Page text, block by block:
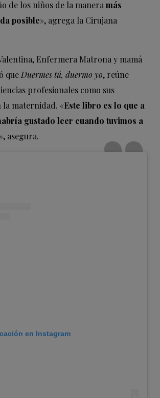
de los niños de la manera más
posible», agrega la Cirujana
Enfermera Matrona y mamá
que Duermes tú, duermo yo, reúne
profesionales como sus
la maternidad. «Este libro es lo que a
gustado leer cuando tuvimos a
», asegura.
en Instagram